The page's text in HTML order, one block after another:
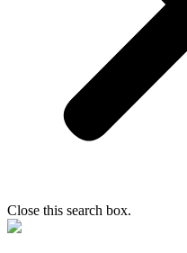
Close this search box.